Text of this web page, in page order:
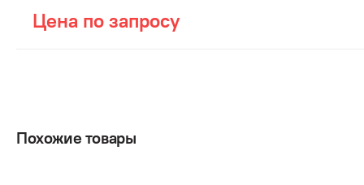
Цена по запросу
Похожие товары